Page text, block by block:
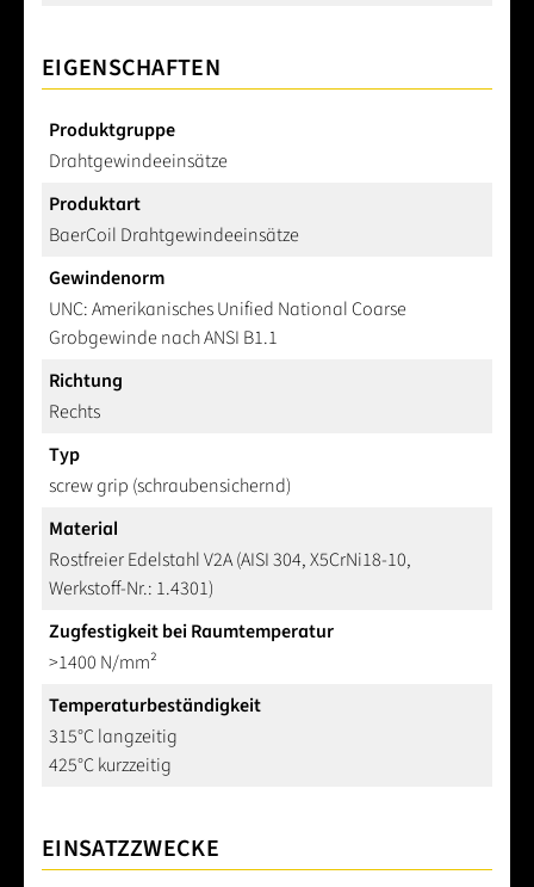
EIGENSCHAFTEN
Produktgruppe
Drahtgewindeeinsätze
Produktart
BaerCoil Drahtgewindeeinsätze
Gewindenorm
UNC: Amerikanisches Unified National Coarse
Grobgewinde nach ANSI B1.1
Richtung
Rechts
Typ
screw grip (schraubensichernd)
Material
Rostfreier Edelstahl V2A (AISI 304, X5CrNi18-10,
Werkstoff-Nr.: 1.4301)
Zugfestigkeit bei Raumtemperatur
>1400 N/mm²
Temperaturbeständigkeit
315°C langzeitig
425°C kurzzeitig
EINSATZZWECKE